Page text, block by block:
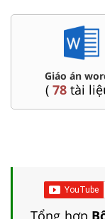
Giáo án
( 78tài
Tổng hợp